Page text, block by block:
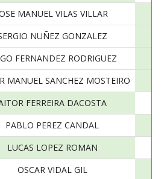
MANUEL VILAS VILLAR
NUÑEZ GONZALEZ
FERNANDEZ RODRIGUEZ
MANUEL SANCHEZ MOSTEIRO
FERREIRA DACOSTA
PABLO PEREZ CANDAL
LUCAS LOPEZ ROMAN
OSCAR VIDAL GIL